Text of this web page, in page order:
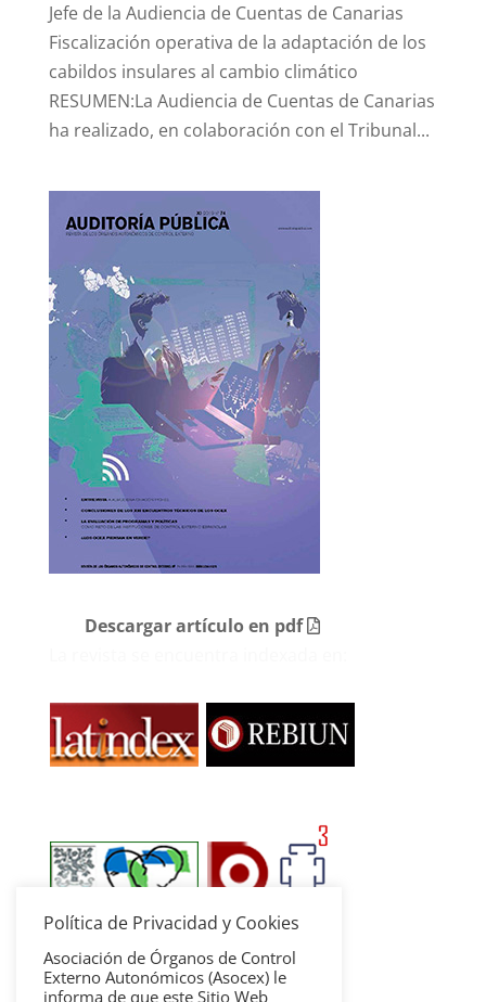
Jefe de la Audiencia de Cuentas de Canarias
Fiscalización operativa de la adaptación de los
cabildos insulares al cambio climático
RESUMEN:La Audiencia de Cuentas de Canarias
ha realizado, en colaboración con el Tribunal...
Descargar artículo en pdf
Política de Privacidad y Cookies
Asociación de Órganos de Control
Externo Autonómicos (Asocex) le
informa de que este Sitio Web